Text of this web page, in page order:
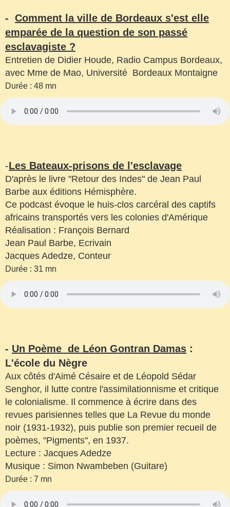
- Comment la ville de Bordeaux s'est elle
emparée de la question de son passé
esclavagiste ?
Entretien de Didier Houde, Radio Campus Bordeaux,
avec Mme de Mao, Université Bordeaux Montaigne
Durée : 48 mn
-Les Bateaux-prisons de l'esclavage
D'après le livre "Retour des Indes" de Jean Paul
Barbe aux éditions Hémisphère.
Ce podcast évoque le huis-clos carcéral des captifs
africains transportés vers les colonies d'Amérique
Réalisation : François Bernard
Jean Paul Barbe, Ecrivain
Jacques Adedze, Conteur
Durée : 31 mn
- Un Poème de Léon Gontran Damas :
L'école du Nègre
Aux côtés d'Aimé Césaire et de Léopold Sédar
Senghor, il lutte contre l'assimilationnisme et critique
le colonialisme. Il commence à écrire dans des
revues parisiennes telles que La Revue du monde
noir (1931-1932), puis publie son premier recueil de
poèmes, "Pigments", en 1937.
Lecture : Jacques Adedze
Musique : Simon Nwambeben (Guitare)
Durée : 7 mn